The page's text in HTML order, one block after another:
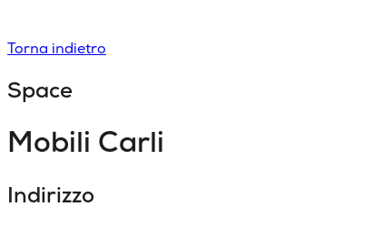
Torna indietro
Space
Mobili Carli
Indirizzo